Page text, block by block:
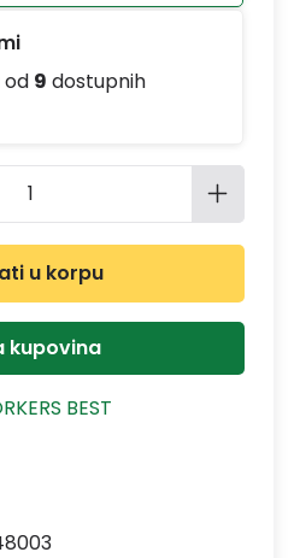
od 9 dostupnih
Unesite
u korpu
kupovina
BEST